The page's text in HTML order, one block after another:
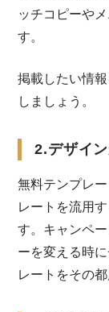
ッチコピーや
す。
掲載したい情
しましょう。
2.デザイ
無料テンプレ
レートを流用
す。キャンペ
ーを変える時
レートをその